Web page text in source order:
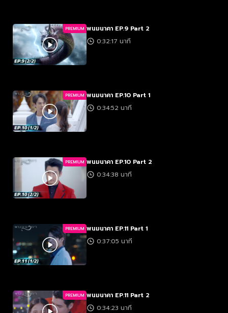
PREMIUM พนมนาคา EP.9 Part 2
0:32:17 นาที
PREMIUM พนมนาคา EP.10 Part 1
0:34:52 นาที
PREMIUM พนมนาคา EP.10 Part 2
0:34:38 นาที
PREMIUM พนมนาคา EP.11 Part 1
0:37:05 นาที
PREMIUM พนมนาคา EP.11 Part 2
0:34:23 นาที